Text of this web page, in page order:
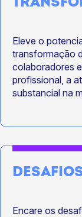
Eleve o
transformação
colaboradores
profissional, a
substancial na
Encare os